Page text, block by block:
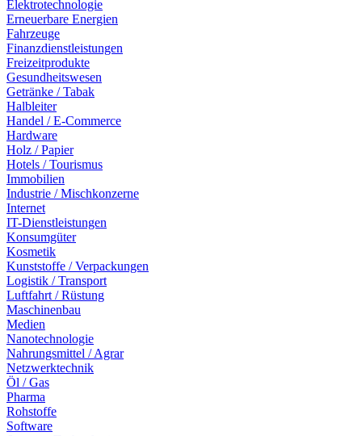
Elektrotechnologie
Erneuerbare Energien
Fahrzeuge
Finanzdienstleistungen
Freizeitprodukte
Gesundheitswesen
Getränke / Tabak
Halbleiter
Handel / E-Commerce
Hardware
Holz / Papier
Hotels / Tourismus
Immobilien
Industrie / Mischkonzerne
Internet
IT-Dienstleistungen
Konsumgüter
Kosmetik
Kunststoffe / Verpackungen
Logistik / Transport
Luftfahrt / Rüstung
Maschinenbau
Medien
Nanotechnologie
Nahrungsmittel / Agrar
Netzwerktechnik
Öl / Gas
Pharma
Rohstoffe
Software